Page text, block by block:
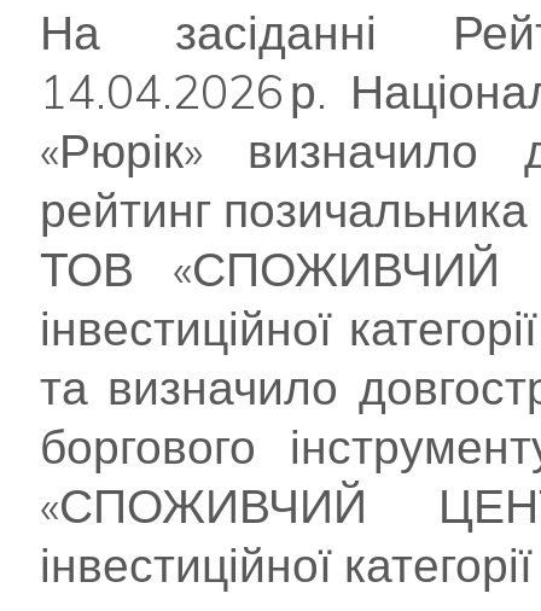
На засіданні
14.04.2026 р.
«Рюрік» визначило
рейтинг позичальника
ТОВ «СПОЖИВЧИЙ
інвестиційної
та визначило
боргового
«СПОЖИВЧИЙ
інвестиційної